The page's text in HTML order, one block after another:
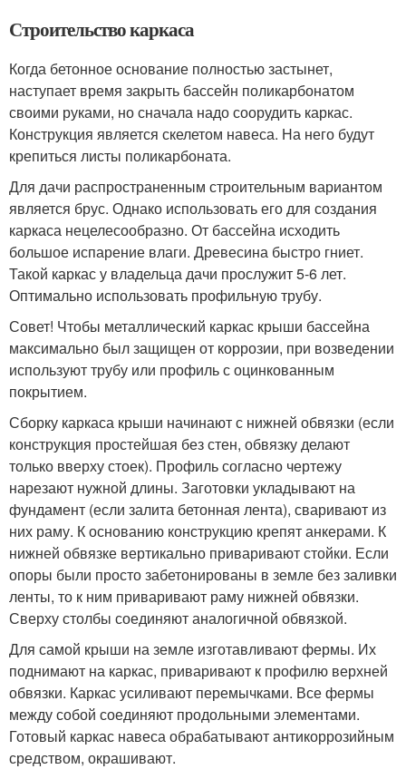
Строительство каркаса
Когда бетонное основание полностью застынет,
наступает время закрыть бассейн поликарбонатом
своими руками, но сначала надо соорудить каркас.
Конструкция является скелетом навеса. На него будут
крепиться листы поликарбоната.
Для дачи распространенным строительным вариантом
является брус. Однако использовать его для создания
каркаса нецелесообразно. От бассейна исходить
большое испарение влаги. Древесина быстро гниет.
Такой каркас у владельца дачи прослужит 5-6 лет.
Оптимально использовать профильную трубу.
Совет! Чтобы металлический каркас крыши бассейна
максимально был защищен от коррозии, при возведении
используют трубу или профиль с оцинкованным
покрытием.
Сборку каркаса крыши начинают с нижней обвязки (если
конструкция простейшая без стен, обвязку делают
только вверху стоек). Профиль согласно чертежу
нарезают нужной длины. Заготовки укладывают на
фундамент (если залита бетонная лента), сваривают из
них раму. К основанию конструкцию крепят анкерами. К
нижней обвязке вертикально приваривают стойки. Если
опоры были просто забетонированы в земле без заливки
ленты, то к ним приваривают раму нижней обвязки.
Сверху столбы соединяют аналогичной обвязкой.
Для самой крыши на земле изготавливают фермы. Их
поднимают на каркас, приваривают к профилю верхней
обвязки. Каркас усиливают перемычками. Все фермы
между собой соединяют продольными элементами.
Готовый каркас навеса обрабатывают антикоррозийным
средством, окрашивают.